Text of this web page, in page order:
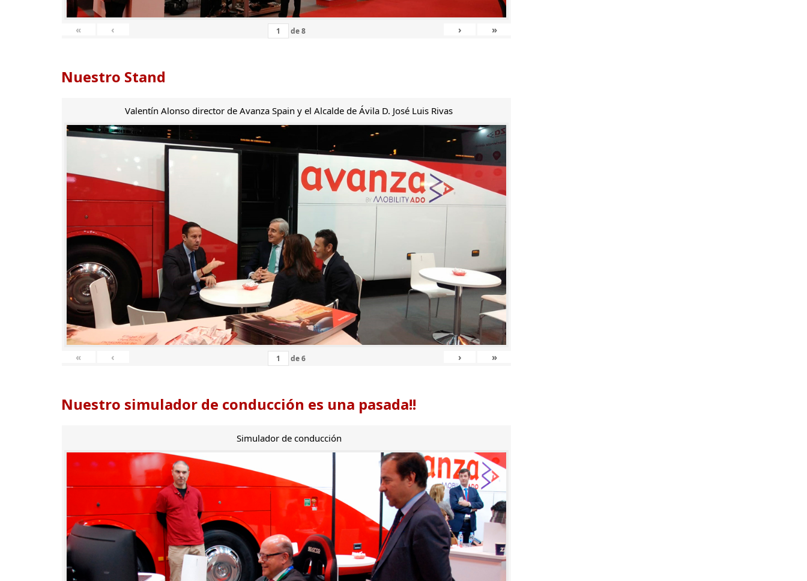
« ‹ de8 › »
Nuestro Stand
Valentín Alonso director de Avanza Spain y el Alcalde de Ávila D. José Luis Rivas
« ‹ de6 › »
Nuestro simulador de conducción es una pasada!!
Simulador de conducción